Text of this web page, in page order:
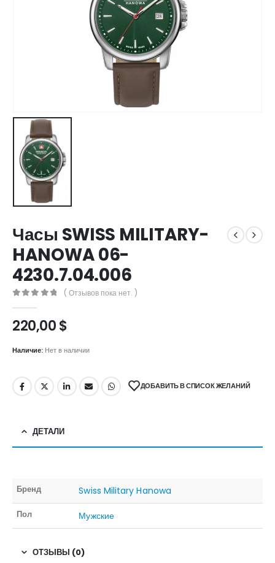
Часы SWISS MILITARY-
HANOWA 06-
4230.7.04.006
( Отзывов пока нет. )
220,00$
Наличие: Нет в наличии
ДОБАВИТЬ В СПИСОК ЖЕЛАНИЙ
ДЕТАЛИ
Бренд Swiss Military Hanowa
Пол Мужские
ОТЗЫВЫ (0)